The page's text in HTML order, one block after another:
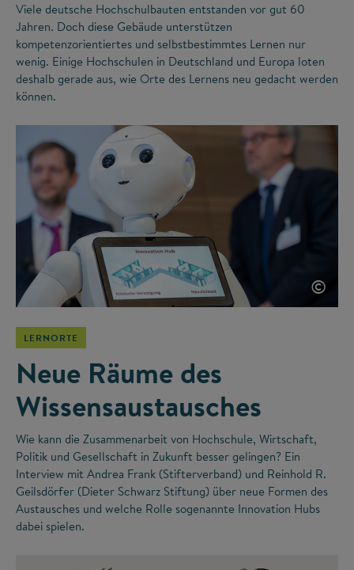
Viele deutsche Hochschulbauten entstanden vor gut 60
Jahren. Doch diese Gebäude unterstützen
kompetenzorientiertes und selbstbestimmtes Lernen nur
wenig. Einige Hochschulen in Deutschland und Europa loten
deshalb gerade aus, wie Orte des Lernens neu gedacht werden
können.
©
LERNORTE
Neue Räume des
Wissensaustausches
Wie kann die Zusammenarbeit von Hochschule, Wirtschaft,
Politik und Gesellschaft in Zukunft besser gelingen? Ein
Interview mit Andrea Frank (Stifterverband) und Reinhold R.
Geilsdörfer (Dieter Schwarz Stiftung) über neue Formen des
Austausches und welche Rolle sogenannte Innovation Hubs
dabei spielen.